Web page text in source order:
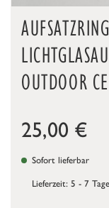
OUTDOOR
25,00 €
Sofort lieferbar
Lieferzeit: 5 - 7 Tage